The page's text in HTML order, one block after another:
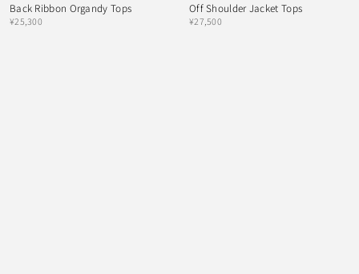
Back Ribbon Organdy Tops
¥25,300
Off Shoulder Jacket Tops
¥27,500